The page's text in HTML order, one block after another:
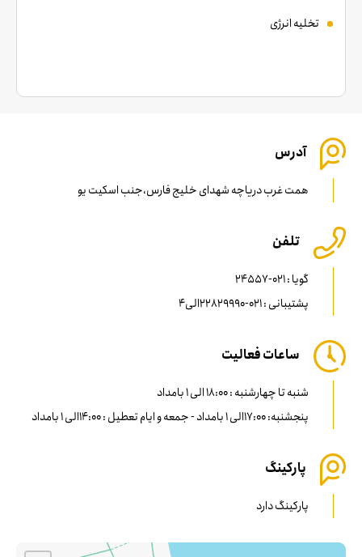
تخلیه انرژی
آدرس
همت غرب دریاچه شهدای خلیج فارس،جنب اسکیت یو
تلفن
گویا : 021-24557
پشتیبانی : 021-22829990الی4
ساعات فعالیت
شنبه تا چهارشنبه : 18:00 الی 1 بامداد
پنجشنبه: 17:00الی 1 بامداد - جمعه و ایام تعطیل : 14:00الی 1 بامداد
پارکینگ
پارکینگ دارد